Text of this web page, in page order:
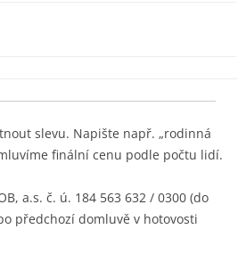
slevu. Napište např. „rodinná
finální cenu podle počtu lidí.
a.s. č. ú. 184 563 632 / 0300 (do
předchozí domluvě v hotovosti